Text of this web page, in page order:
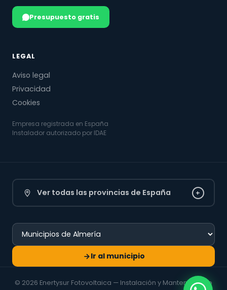
Presupuesto gratis
LEGAL
Aviso legal
Privacidad
Cookies
Empresa registrada en España
Instalador autorizado por IDAE
Ver todas las provincias de España +
Ir al municipio
© 2026 Enertysur Fotovoltaica — Instalación y Mantenimiento